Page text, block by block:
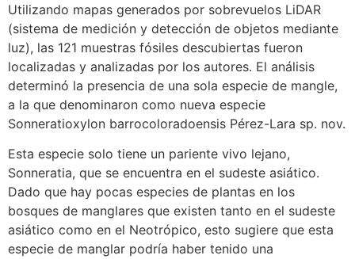
Utilizando mapas generados por sobrevuelos LiDAR
(sistema de medición y detección de objetos mediante
luz), las 121 muestras fósiles descubiertas fueron
localizadas y analizadas por los autores. El análisis
determinó la presencia de una sola especie de mangle,
a la que denominaron como nueva especie
Sonneratioxylon barrocoloradoensis Pérez-Lara sp. nov.
Esta especie solo tiene un pariente vivo lejano,
Sonneratia, que se encuentra en el sudeste asiático.
Dado que hay pocas especies de plantas en los
bosques de manglares que existen tanto en el sudeste
asiático como en el Neotrópico, esto sugiere que esta
especie de manglar podría haber tenido una